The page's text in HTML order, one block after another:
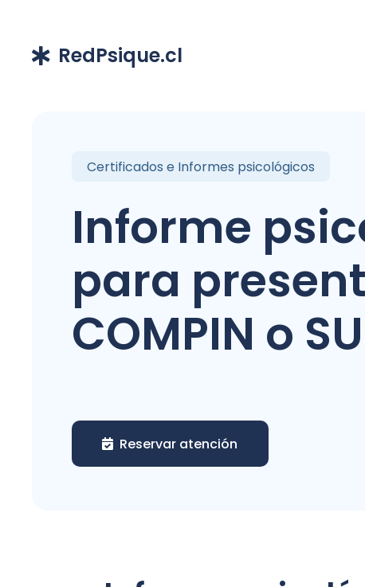
RedPsique.cl
Certificados e Informes psicológicos
Informe
para
COMPIN o
Reservar atención